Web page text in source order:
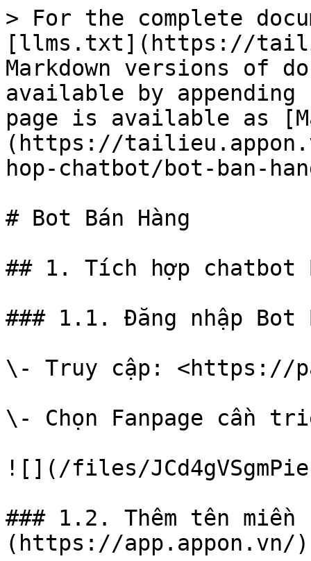
> For the complete
[llms.txt](https://
Markdown versions of
available by
page is available as
(https://
hop-chatbot/bot-ban-
# Bot Bán Hàng
## 1. Tích hợp chatbot
### 1.1. Đăng nhập Bot
\- Truy cập: <https://
\- Chọn Fanpage cần
![](/files/
### 1.2. Thêm tên
(https://app.appon.vn/)